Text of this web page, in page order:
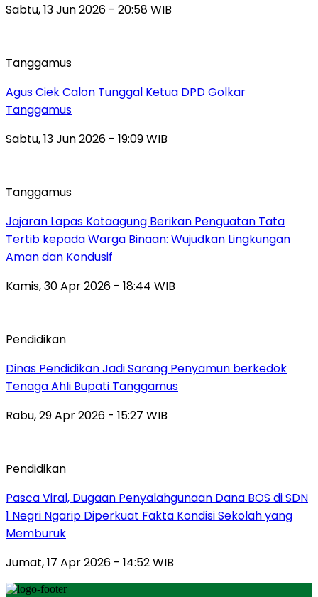
Sabtu, 13 Jun 2026 - 20:58 WIB
Tanggamus
Agus Ciek Calon Tunggal Ketua DPD Golkar
Tanggamus
Sabtu, 13 Jun 2026 - 19:09 WIB
Tanggamus
Jajaran Lapas Kotaagung Berikan Penguatan Tata
Tertib kepada Warga Binaan: Wujudkan Lingkungan
Aman dan Kondusif
Kamis, 30 Apr 2026 - 18:44 WIB
Pendidikan
Dinas Pendidikan Jadi Sarang Penyamun berkedok
Tenaga Ahli Bupati Tanggamus
Rabu, 29 Apr 2026 - 15:27 WIB
Pendidikan
Pasca Viral, Dugaan Penyalahgunaan Dana BOS di SDN
1 Negri Ngarip Diperkuat Fakta Kondisi Sekolah yang
Memburuk
Jumat, 17 Apr 2026 - 14:52 WIB